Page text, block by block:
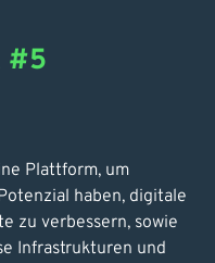
#5
Plattform, um
haben, digitale
zu verbessern, sowie
Infrastrukturen und